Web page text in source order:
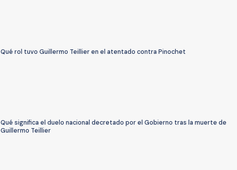
Qué rol tuvo Guillermo Teillier en el atentado contra Pinochet
Qué significa el duelo nacional decretado por el Gobierno tras la muerte de
Guillermo Teillier